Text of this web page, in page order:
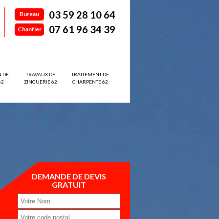
Bureau 03 59 28 10 64
Chantier 07 61 96 34 39
DE
TRAVAUX DE
ZINGUERIE 62
TRAITEMENT DE
CHARPENTE 62
DEMANDE DE DEVIS
GRATUIT